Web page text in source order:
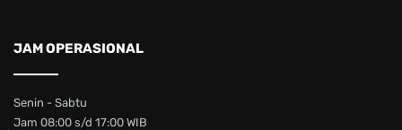
JAM OPERASIONAL
Senin - Sabtu
Jam 08:00 s/d 17:00 WIB